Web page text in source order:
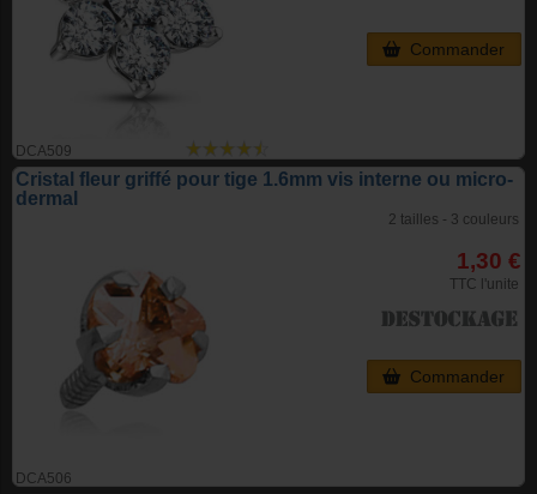
DCA509
Commander
Cristal fleur griffé pour tige 1.6mm vis interne ou micro-
dermal
DCA506
2 tailles - 3 couleurs
1,30 €
TTC l'unite
Commander